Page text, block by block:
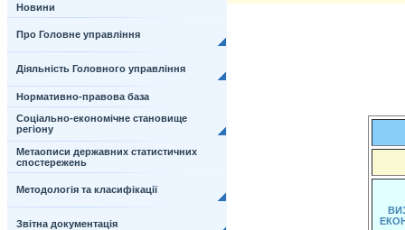
Новини
Про Головне управління
Діяльність Головного управління
Нормативно-правова база
Соціально-економічне становище
регіону
Метаописи державних статистичних
спостережень
Методологія та класифікації
Звітна документація